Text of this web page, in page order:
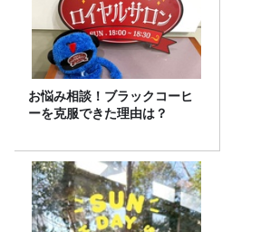
お悩み相談！ブラックコーヒ
ーを克服できた理由は？